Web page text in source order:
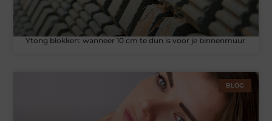
Ytong blokken: wanneer 10 cm te dun is voor je binnenmuur
BLOG